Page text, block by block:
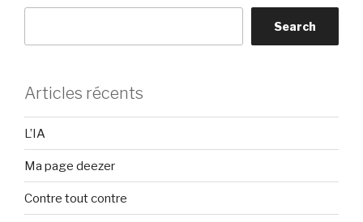
Search
Articles récents
L’IA
Ma page deezer
Contre tout contre